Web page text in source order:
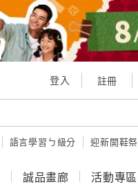
登入 註冊
語言學習ㄅ級分 迎新開鞋祭
誠品畫廊 活動專區